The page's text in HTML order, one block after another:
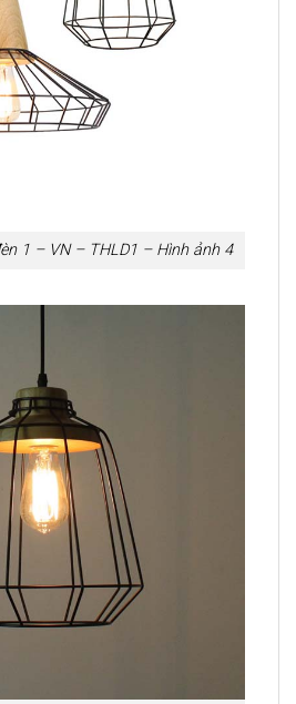
1 – VN – THLD1 – Hình ảnh 4